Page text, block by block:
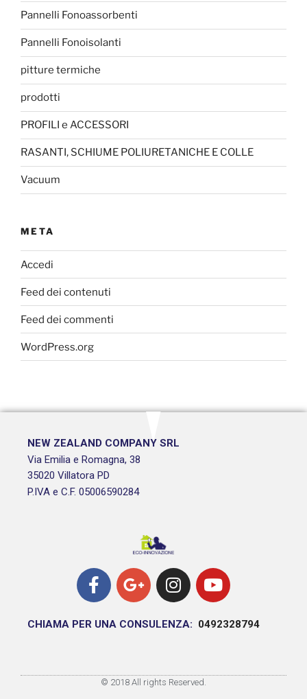
Pannelli Fonoassorbenti
Pannelli Fonoisolanti
pitture termiche
prodotti
PROFILI e ACCESSORI
RASANTI, SCHIUME POLIURETANICHE E COLLE
Vacuum
META
Accedi
Feed dei contenuti
Feed dei commenti
WordPress.org
NEW ZEALAND COMPANY SRL
Via Emilia e Romagna, 38
35020 Villatora PD
P.IVA e C.F. 05006590284
CHIAMA PER UNA CONSULENZA: 0492328794
© 2018 All rights Reserved.